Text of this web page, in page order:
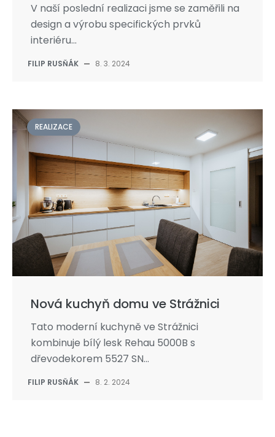
V naší poslední realizaci jsme se zaměřili na
design a výrobu specifických prvků
interiéru...
FILIP RUSŇÁK — 8. 3. 2024
REALIZACE
Nová kuchyň domu ve Strážnici
Tato moderní kuchyně ve Strážnici
kombinuje bílý lesk Rehau 5000B s
dřevodekorem 5527 SN...
FILIP RUSŇÁK — 8. 2. 2024